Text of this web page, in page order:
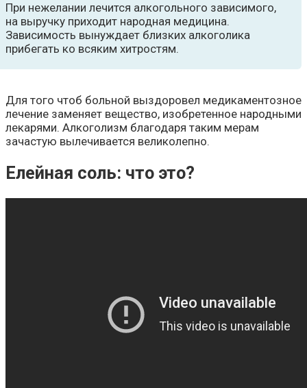
При нежелании лечится алкогольного зависимого,
на выручку приходит народная медицина.
Зависимость вынуждает близких алкоголика
прибегать ко всяким хитростям.
Для того чтоб больной выздоровел медикаментозное
лечение заменяет вещество, изобретенное народными
лекарями. Алкоголизм благодаря таким мерам
зачастую вылечивается великолепно.
Елейная соль: что это?